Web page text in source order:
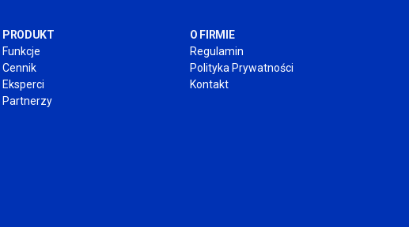
PRODUKT
Funkcje
Cennik
Eksperci
Partnerzy
O FIRMIE
Regulamin
Polityka Prywatności
Kontakt